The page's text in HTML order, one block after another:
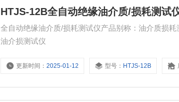
HTJS-12B全自动绝缘油介质/损耗测试
全自动绝缘油介质/损耗测试仪产品别称：油介质损
油介损测试仪
更新时间：2025-01-12 型号： HTJS-12B